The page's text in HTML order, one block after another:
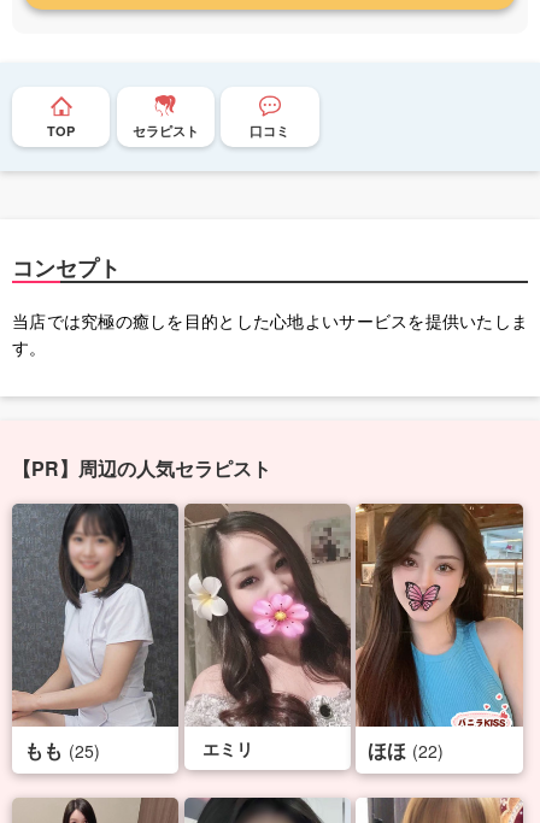
TOP セラピスト 口コミ
コンセプト
当店では究極の癒しを目的とした心地よいサービスを提供いたしま
す。
【PR】周辺の人気セラピスト
もも (25) エミリ ほほ (22)